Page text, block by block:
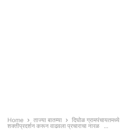
Home ताज्या बातम्या
दिघोळ
शक्तीप्रदर्शन करून वाढवला प्रचाराचा नारळ ...